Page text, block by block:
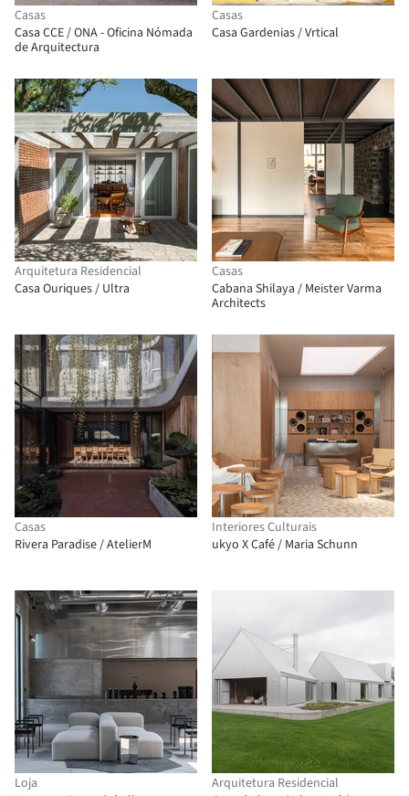
Casas
Casa CCE / ONA - Oficina Nómada
de Arquitectura
Casas
Casa Gardenias / Vrtical
Arquitetura Residencial
Casa Ouriques / Ultra
Casas
Cabana Shilaya / Meister Varma
Architects
Casas
Rivera Paradise / AtelierM
Interiores Culturais
ukyo X Café / Maria Schunn
Loja
Arquitetura Residencial